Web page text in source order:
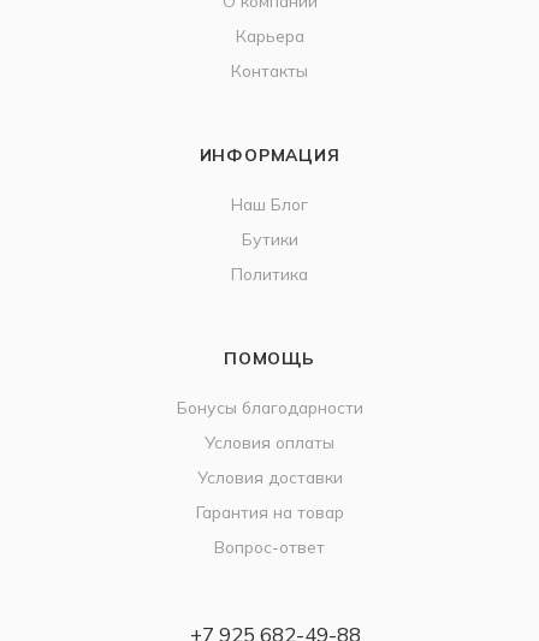
Карьера
Контакты
ИНФОРМАЦИЯ
Наш Блог
Бутики
Политика
ПОМОЩЬ
Бонусы благодарности
Условия оплаты
Условия доставки
Гарантия на товар
Вопрос-ответ
+7 925 682-49-88